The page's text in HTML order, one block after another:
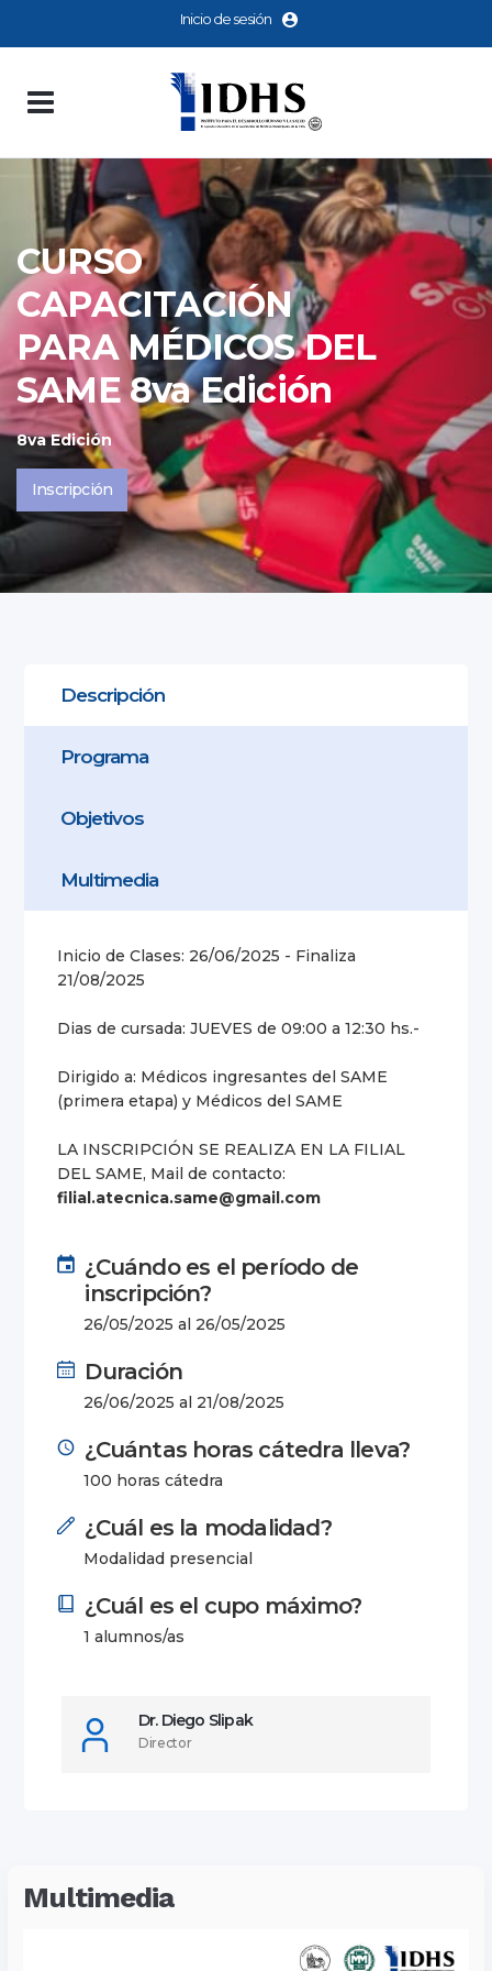
Inicio de sesión
CURSO
CAPACITACIÓN
PARA MÉDICOS DEL
SAME 8va Edición
8va Edición
Inscripción
Descripción
Programa
Objetivos
Multimedia
Inicio de Clases: 26/06/2025 - Finaliza
21/08/2025
Dias de cursada: JUEVES de 09:00 a 12:30 hs.-
Dirigido a: Médicos ingresantes del SAME
(primera etapa) y Médicos del SAME
LA INSCRIPCIÓN SE REALIZA EN LA FILIAL
DEL SAME, Mail de contacto:
filial.atecnica.same@gmail.com
¿Cuándo es el período de
inscripción?
26/05/2025 al 26/05/2025
Duración
26/06/2025 al 21/08/2025
¿Cuántas horas cátedra lleva?
100 horas cátedra
¿Cuál es la modalidad?
Modalidad presencial
¿Cuál es el cupo máximo?
1 alumnos/as
Dr. Diego Slipak
Director
Multimedia